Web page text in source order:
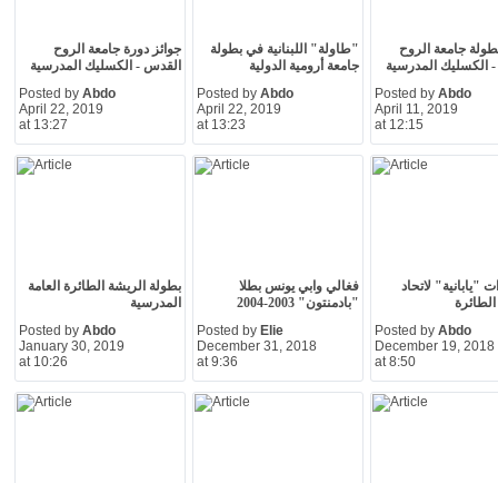
جوائز دورة جامعة الروح
القدس - الكسليك المدرسية
Posted by Abdo
April 22, 2019
at 13:27
"طاولة" اللبنانية في بطولة
جامعة أرومية الدولية
Posted by Abdo
April 22, 2019
at 13:23
جامعة الروح
الكسليك المدرسية
Posted by Abdo
April 11, 2019
at 12:15
بطولة الريشة الطائرة العامة
المدرسية
Posted by Abdo
January 30, 2019
at 10:26
فغالي وابي يونس بطلا
"بادمنتون" 2003-2004
Posted by Elie
December 31, 2018
at 9:36
"يابانية" لاتحاد
Posted by Abdo
December 19, 2018
at 8:50